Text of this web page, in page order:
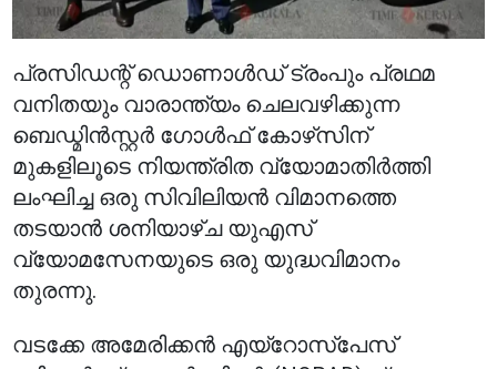
പ്രസിഡന്റ് ഡൊണാൾഡ് ട്രംപും പ്രഥമ
വനിതയും വാരാന്ത്യം ചെലവഴിക്കുന്ന
ബെഡ്മിൻസ്റ്റർ ഗോൾഫ് കോഴ്‌സിന്
മുകളിലൂടെ നിയന്ത്രിത വ്യോമാതിർത്തി
ലംഘിച്ച ഒരു സിവിലിയൻ വിമാനത്തെ
തടയാൻ ശനിയാഴ്ച യുഎസ്
വ്യോമസേനയുടെ ഒരു യുദ്ധവിമാനം
തുരന്നു.
വടക്കേ അമേരിക്കൻ എയ്‌റോസ്‌പേസ്